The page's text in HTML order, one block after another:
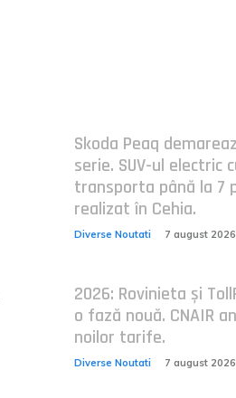
Skoda Peaq
serie. SUV-ul electric
transporta până la 7
realizat în Cehia.
Diverse Noutati 7 august 2026
2026: Rovinieta și
o fază nouă. CNAIR
noilor tarife.
Diverse Noutati 7 august 2026